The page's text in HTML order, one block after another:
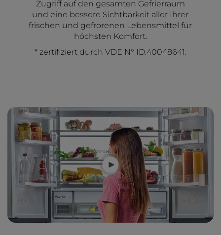
Zugriff auf den gesamten Gefrierraum
und eine bessere Sichtbarkeit aller Ihrer
frischen und gefrorenen Lebensmittel für
höchsten Komfort.
* zertifiziert durch VDE N° ID.40048641.